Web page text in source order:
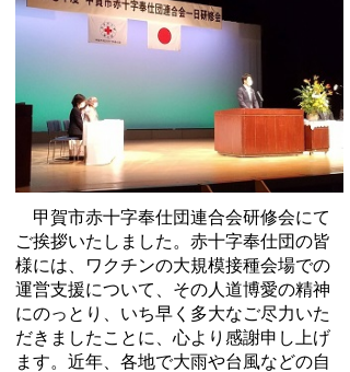
甲賀市赤十字奉仕団連合会研修会にて
ご挨拶いたしました。赤十字奉仕団の皆
様には、ワクチンの大規模接種会場での
運営支援について、その人道博愛の精神
にのっとり、いち早く多大なご尽力いた
だきましたことに、心より感謝申し上げ
ます。近年、各地で大雨や台風などの自